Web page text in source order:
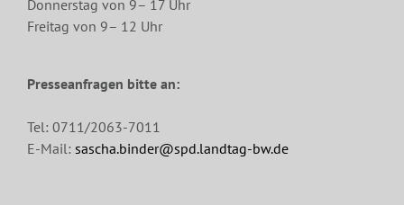
Donnerstag von 9– 17 Uhr
Freitag von 9– 12 Uhr
Presseanfragen bitte an:
Tel: 0711/2063-7011
E-Mail: sascha.binder@spd.landtag-bw.de